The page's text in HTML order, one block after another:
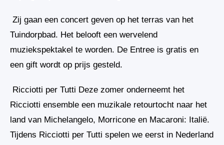
Zij gaan een concert geven op het terras van het
Tuindorpbad. Het belooft een wervelend
muziekspektakel te worden. De Entree is gratis en
een gift wordt op prijs gesteld.
Ricciotti per Tutti Deze zomer onderneemt het
Ricciotti ensemble een muzikale retourtocht naar het
land van Michelangelo, Morricone en Macaroni: Italië.
Tijdens Ricciotti per Tutti spelen we eerst in Nederland